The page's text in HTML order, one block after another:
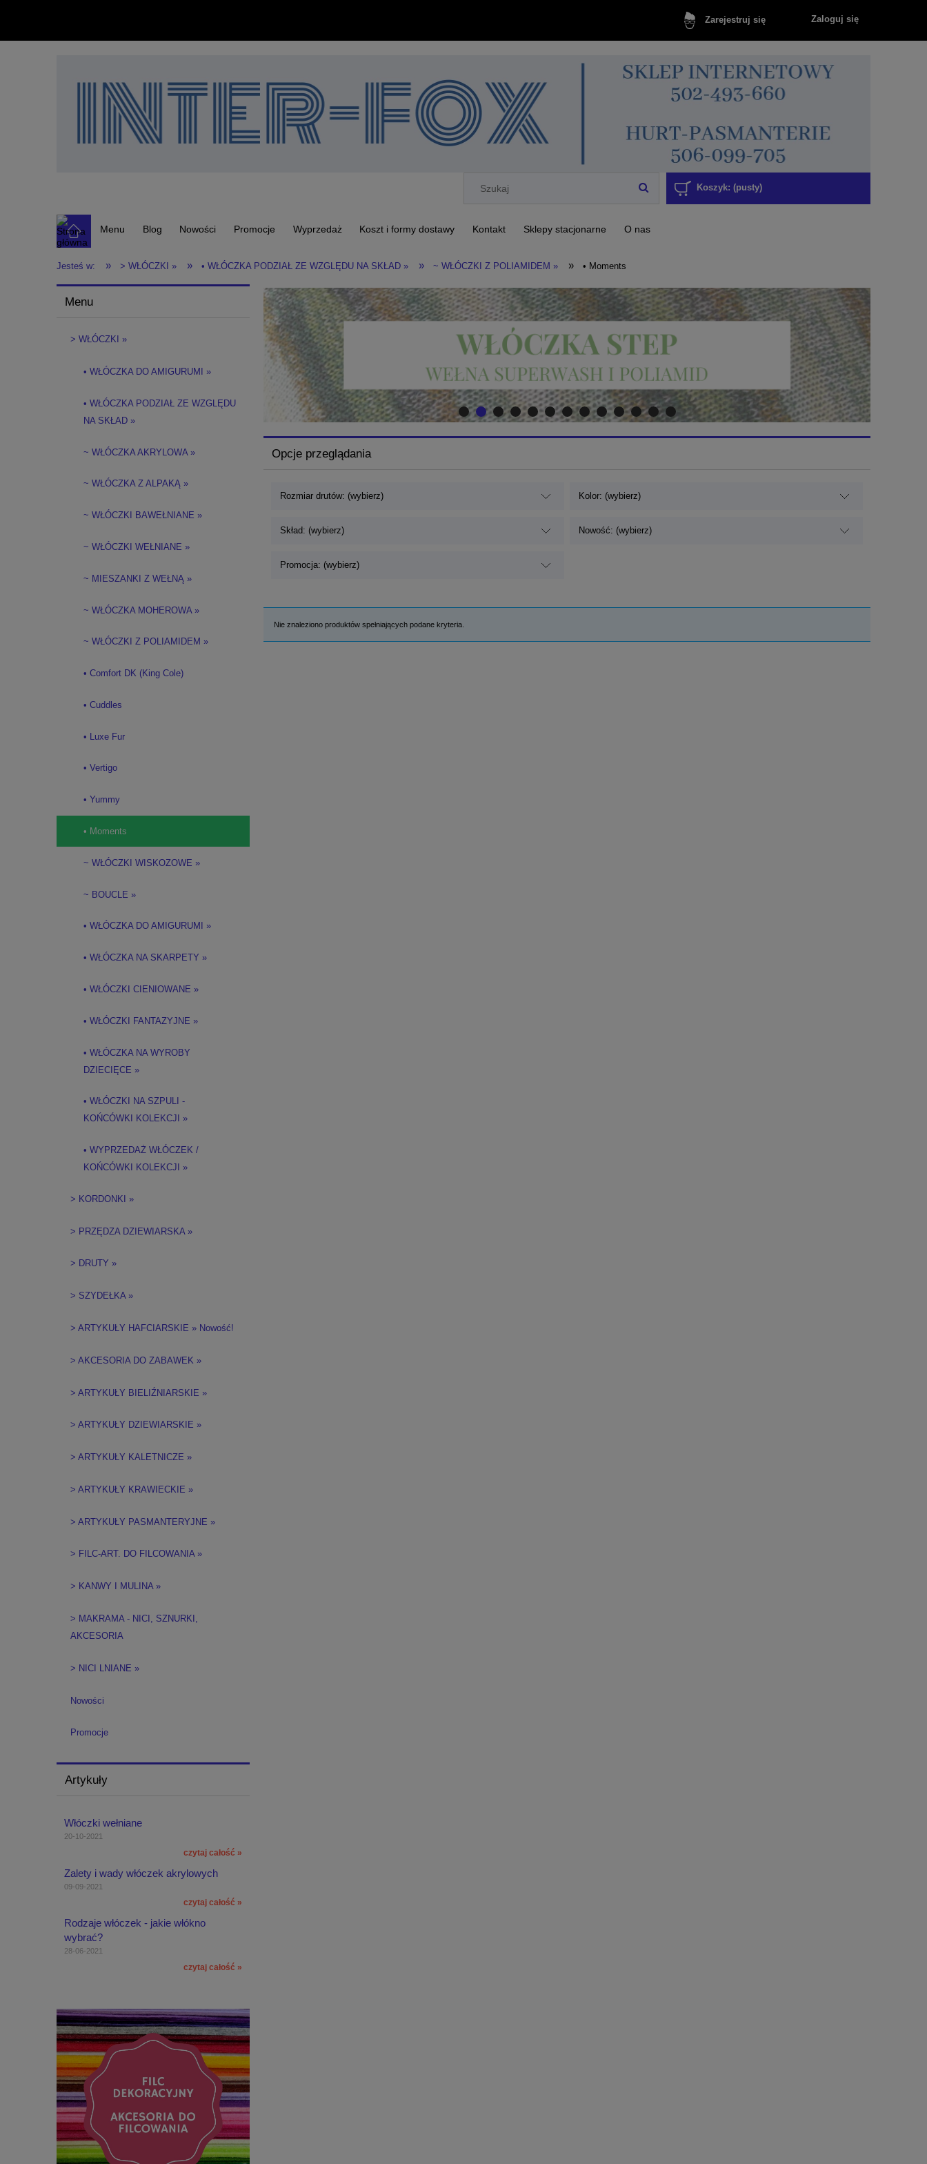
Zarejestruj się Zaloguj się
Koszyk: (pusty)
Menu Blog Nowości Promocje Wyprzedaż Koszt i formy dostawy Kontakt Sklepy stacjonarne O nas
Jesteś w: » > WŁÓCZKI » » • WŁÓCZKA PODZIAŁ ZE WZGLĘDU NA SKŁAD » » ~ WŁÓCZKI Z POLIAMIDEM » » • Moments
Menu
> WŁÓCZKI »
• WŁÓCZKA DO AMIGURUMI »
• WŁÓCZKA PODZIAŁ ZE WZGLĘDU
NA SKŁAD »
~ WŁÓCZKA AKRYLOWA »
~ WŁÓCZKA Z ALPAKĄ »
~ WŁÓCZKI BAWEŁNIANE »
~ WŁÓCZKI WEŁNIANE »
~ MIESZANKI Z WEŁNĄ »
~ WŁÓCZKA MOHEROWA »
~ WŁÓCZKI Z POLIAMIDEM »
• Comfort DK (King Cole)
• Cuddles
• Luxe Fur
• Vertigo
• Yummy
• Moments
~ WŁÓCZKI WISKOZOWE »
~ BOUCLE »
• WŁÓCZKA DO AMIGURUMI »
• WŁÓCZKA NA SKARPETY »
• WŁÓCZKI CIENIOWANE »
• WŁÓCZKI FANTAZYJNE »
• WŁÓCZKA NA WYROBY
DZIECIĘCE »
• WŁÓCZKI NA SZPULI -
KOŃCÓWKI KOLEKCJI »
• WYPRZEDAŻ WŁÓCZEK /
KOŃCÓWKI KOLEKCJI »
> KORDONKI »
> PRZĘDZA DZIEWIARSKA »
> DRUTY »
> SZYDEŁKA »
> ARTYKUŁY HAFCIARSKIE » Nowość!
> AKCESORIA DO ZABAWEK »
> ARTYKUŁY BIELIŹNIARSKIE »
> ARTYKUŁY DZIEWIARSKIE »
> ARTYKUŁY KALETNICZE »
> ARTYKUŁY KRAWIECKIE »
> ARTYKUŁY PASMANTERYJNE »
> FILC-ART. DO FILCOWANIA »
> KANWY I MULINA »
> MAKRAMA - NICI, SZNURKI,
AKCESORIA
> NICI LNIANE »
Nowości
Promocje
Artykuły
Włóczki wełniane
20-10-2021
czytaj całość »
Zalety i wady włóczek akrylowych
09-09-2021
czytaj całość »
Rodzaje włóczek - jakie włókno
wybrać?
28-06-2021
czytaj całość »
Opcje przeglądania
Rozmiar drutów: (wybierz) Kolor: (wybierz)
Skład: (wybierz) Nowość: (wybierz)
Promocja: (wybierz)
Nie znaleziono produktów spełniających podane kryteria.